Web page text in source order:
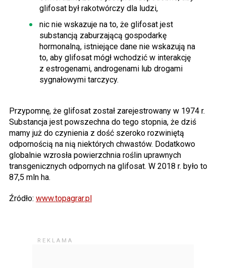
glifosat był rakotwórczy dla ludzi,
nic nie wskazuje na to, że glifosat jest
substancją zaburzającą gospodarkę
hormonalną, istniejące dane nie wskazują na
to, aby glifosat mógł wchodzić w interakcję
z estrogenami, androgenami lub drogami
sygnałowymi tarczycy.
Przypomnę, że glifosat został zarejestrowany w 1974 r.
Substancja jest powszechna do tego stopnia, że dziś
mamy już do czynienia z dość szeroko rozwiniętą
odpornością na nią niektórych chwastów. Dodatkowo
globalnie wzrosła powierzchnia roślin uprawnych
transgenicznych odpornych na glifosat. W 2018 r. było to
87,5 mln ha.
Źródło: www.topagrar.pl